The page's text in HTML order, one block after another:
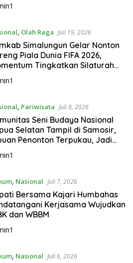
Olah Raga Juli 19, 2026
Simalungun Gelar Nonton
Piala Dunia FIFA 2026,
Tingkatkan Silaturahmi
Pariwisata Juli 8, 2026
Seni Budaya Nasional
Selatan Tampil di Samosir,
Penonton Terpukau, Jadi
Indonesia
, Nasional Juli 7, 2026
Bersama Kajari Humbahas
Kerjasama Wujudkan
dan WBBM
, Nasional Juli 6, 2026